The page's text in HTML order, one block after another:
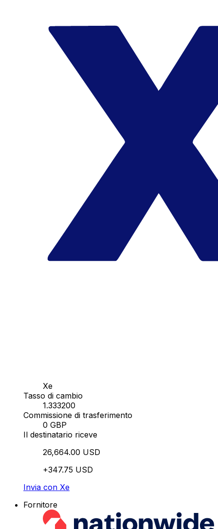
Xe
Tasso di cambio
1.333200
Commissione di trasferimento
0 GBP
Il destinatario riceve
26,664.00 USD
+347.75 USD
Invia con Xe
Fornitore